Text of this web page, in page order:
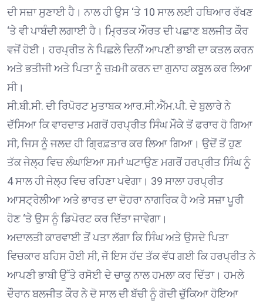
ਦੀ ਸਜ਼ਾ ਸੁਣਾਈ ਹੈ। ਨਾਲ ਹੀ ਉਸ ‘ਤੇ 10 ਸਾਲ ਲਈ ਹਥਿਆਰ ਰੱਖਣ
‘ਤੇ ਵੀ ਪਾਬੰਦੀ ਲਗਾਈ ਹੈ। ਮ੍ਰਿਤਕ ਔਰਤ ਦੀ ਪਛਾਣ ਬਲਜੀਤ ਕੌਰ
ਵਜੋਂ ਹੋਈ। ਹਰਪ੍ਰੀਤ ਨੇ ਪਿਛਲੇ ਦਿਨੀਂ ਆਪਣੀ ਭਾਬੀ ਦਾ ਕਤਲ ਕਰਨ
ਅਤੇ ਭਤੀਜੀ ਅਤੇ ਪਿਤਾ ਨੂੰ ਜ਼ਖ਼ਮੀ ਕਰਨ ਦਾ ਗੁਨਾਹ ਕਬੂਲ ਕਰ ਲਿਆ
ਸੀ।
ਸੀ.ਬੀ.ਸੀ. ਦੀ ਰਿਪੋਰਟ ਮੁਤਾਬਕ ਆਰ.ਸੀ.ਐੱਮ.ਪੀ. ਦੇ ਬੁਲਾਰੇ ਨੇ
ਦੱਸਿਆ ਕਿ ਵਾਰਦਾਤ ਮਗਰੋਂ ਹਰਪ੍ਰੀਤ ਸਿੰਘ ਮੌਕੇ ਤੋਂ ਫਰਾਰ ਹੋ ਗਿਆ
ਸੀ, ਜਿਸ ਨੂੰ ਜਲਦ ਹੀ ਗ੍ਰਿਫ਼ਤਾਰ ਕਰ ਲਿਆ ਗਿਆ। ਉਦੋਂ ਤੋਂ ਹੁਣ
ਤੱਕ ਜੇਲ੍ਹ ਵਿਚ ਲੰਘਾਇਆ ਸਮਾਂ ਘਟਾਉਣ ਮਗਰੋਂ ਹਰਪ੍ਰੀਤ ਸਿੰਘ ਨੂੰ
4 ਸਾਲ ਹੀ ਜੇਲ੍ਹ ਵਿਚ ਰਹਿਣਾ ਪਵੇਗਾ। 39 ਸਾਲਾ ਹਰਪ੍ਰੀਤ
ਆਸਟ੍ਰੇਲੀਆ ਅਤੇ ਭਾਰਤ ਦਾ ਦੋਹਰਾ ਨਾਗਰਿਕ ਹੈ ਅਤੇ ਸਜ਼ਾ ਪੂਰੀ
ਹੋਣ ‘ਤੇ ਉਸ ਨੂੰ ਡਿਪੋਰਟ ਕਰ ਦਿੱਤਾ ਜਾਵੇਗਾ।
ਅਦਾਲਤੀ ਕਾਰਵਾਈ ਤੋਂ ਪਤਾ ਲੱਗਾ ਕਿ ਸਿੰਘ ਅਤੇ ਉਸਦੇ ਪਿਤਾ
ਵਿਚਕਾਰ ਬਹਿਸ ਹੋਈ ਸੀ, ਜੋ ਇਸ ਹੱਦ ਤੱਕ ਵੱਧ ਗਈ ਕਿ ਹਰਪ੍ਰੀਤ ਨੇ
ਆਪਣੀ ਭਾਬੀ ਉੱਤੇ ਰਸੋਈ ਦੇ ਚਾਕੂ ਨਾਲ ਹਮਲਾ ਕਰ ਦਿੱਤਾ। ਹਮਲੇ
ਦੌਰਾਨ ਬਲਜੀਤ ਕੌਰ ਨੇ ਦੋ ਸਾਲ ਦੀ ਬੱਚੀ ਨੂੰ ਗੋਦੀ ਚੁੱਕਿਆ ਹੋਇਆ